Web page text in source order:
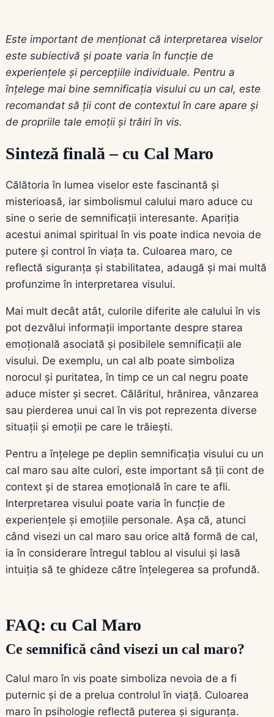
Este important de menționat că interpretarea viselor
este subiectivă și poate varia în funcție de
experiențele și percepțiile individuale. Pentru a
înțelege mai bine semnificația visului cu un cal, este
recomandat să ții cont de contextul în care apare și
de propriile tale emoții și trăiri în vis.
Sinteză finală – cu Cal Maro
Călătoria în lumea viselor este fascinantă și
misterioasă, iar simbolismul calului maro aduce cu
sine o serie de semnificații interesante. Apariția
acestui animal spiritual în vis poate indica nevoia de
putere și control în viața ta. Culoarea maro, ce
reflectă siguranța și stabilitatea, adaugă și mai multă
profunzime în interpretarea visului.
Mai mult decât atât, culorile diferite ale calului în vis
pot dezvălui informații importante despre starea
emoțională asociată și posibilele semnificații ale
visului. De exemplu, un cal alb poate simboliza
norocul și puritatea, în timp ce un cal negru poate
aduce mister și secret. Călăritul, hrănirea, vânzarea
sau pierderea unui cal în vis pot reprezenta diverse
situații și emoții pe care le trăiești.
Pentru a înțelege pe deplin semnificația visului cu un
cal maro sau alte culori, este important să ții cont de
context și de starea emoțională în care te afli.
Interpretarea visului poate varia în funcție de
experiențele și emoțiile personale. Așa că, atunci
când visezi un cal maro sau orice altă formă de cal,
ia în considerare întregul tablou al visului și lasă
intuiția să te ghideze către înțelegerea sa profundă.
FAQ: cu Cal Maro
Ce semnifică când visezi un cal maro?
Calul maro în vis poate simboliza nevoia de a fi
puternic și de a prelua controlul în viață. Culoarea
maro în psihologie reflectă puterea și siguranța.